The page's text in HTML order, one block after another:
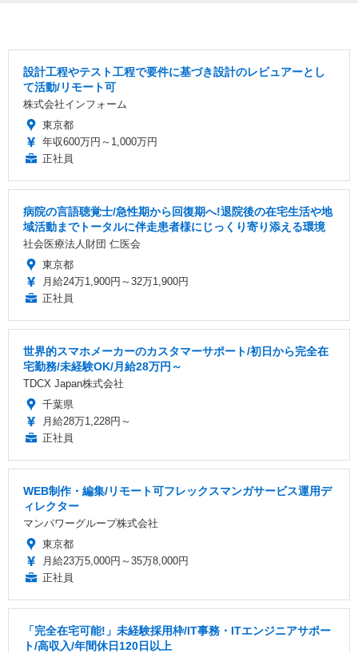
設計工程やテスト工程で要件に基づき設計のレビュアーとし
て活動/リモート可
株式会社インフォーム
東京都
年収600万円～1,000万円
正社員
病院の言語聴覚士/急性期から回復期へ!退院後の在宅生活や地
域活動までトータルに伴走患者様にじっくり寄り添える環境
社会医療法人財団 仁医会
東京都
月給24万1,900円～32万1,900円
正社員
世界的スマホメーカーのカスタマーサポート/初日から完全在
宅勤務/未経験OK/月給28万円～
TDCX Japan株式会社
千葉県
月給28万1,228円～
正社員
WEB制作・編集/リモート可フレックスマンガサービス運用デ
ィレクター
マンパワーグループ株式会社
東京都
月給23万5,000円～35万8,000円
正社員
「完全在宅可能!」未経験採用枠/IT事務・ITエンジニアサポー
ト/高収入/年間休日120日以上